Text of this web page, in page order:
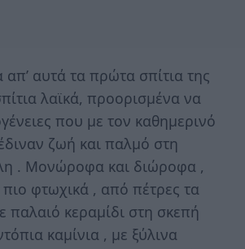
αυτά τα πρώτα σπίτια της
λαϊκά, προορισμένα να
που με τον καθημερινό
ζωή και παλμό στη
. Μονώροφα και διώροφα ,
φτωχικά , από πέτρες τα
παλαιό κεραμίδι στη σκεπή
καμίνια , με ξύλινα